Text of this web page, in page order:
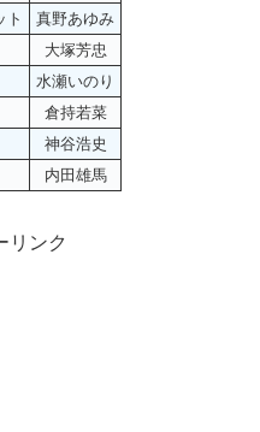
ト
真野あゆみ
大塚芳忠
水瀬いのり
倉持若菜
神谷浩史
内田雄馬
リンク